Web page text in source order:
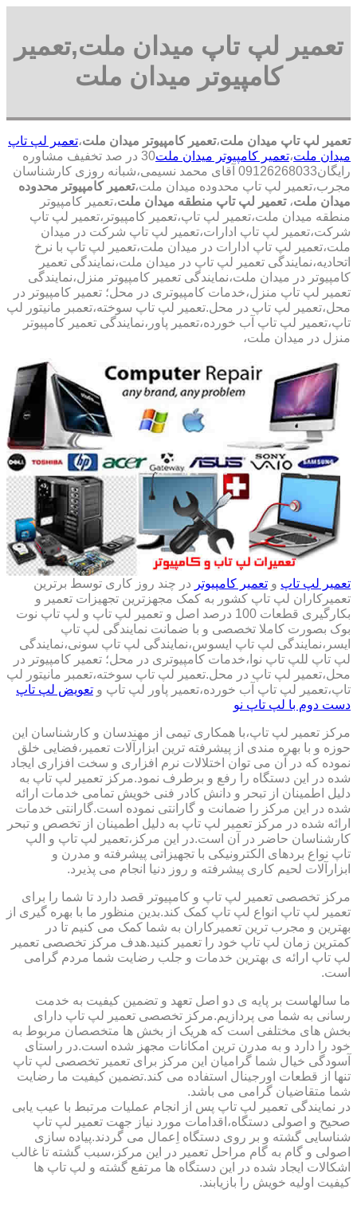
تعمیر لپ تاپ میدان ملت,تعمیر
کامپیوتر میدان ملت
تعمیر لپ تاپ میدان ملت،تعمیر کامپیوتر میدان ملت،تعمیر لپ تاپ
میدان ملت،تعمیر کامپیوتر میدان ملت
30 در صد تخفیف مشاوره
رایگان09126268033 آقای محمد نسیمی،شبانه روزی کارشناسان
مجرب،تعمیر لپ تاپ محدوده میدان ملت،تعمیر کامپیوتر محدوده
میدان ملت، تعمیر لپ تاپ منطقه میدان ملت،تعمیر کامپیوتر
منطقه میدان ملت،تعمیر لپ تاپ،تعمیر کامپیوتر،تعمیر لپ تاپ
شرکت،تعمیر لپ تاپ ادارات،تعمیر لپ تاپ شرکت در میدان
ملت،تعمیر لپ تاپ ادارات در میدان ملت،تعمیر لپ تاپ با نرخ
اتحادیه،نمایندگی تعمیر لپ تاپ در میدان ملت،نمایندگی تعمیر
کامپیوتر در میدان ملت،نمایندگی تعمیر کامپیوتر منزل،نمایندگی
تعمیر لپ تاپ منزل،خدمات کامپیوتری در محل؛ تعمیر کامپیوتر در
محل،تعمیر لپ تاپ در محل.تعمیر لپ تاپ سوخته،تعمبر مانیتور لپ
تاپ،تعمیر لپ تاپ آب خورده،تعمیر پاور،نمایندگی تعمیر کامپیوتر
منزل در میدان ملت،
تعمیر لپ تاپ و تعمیر کامپیوتر در چند روز کاری توسط برترین
تعمیرکاران لپ تاپ کشور به کمک مجهزترین تجهیزات تعمیر و
بکارگیری قطعات 100 درصد اصل و تعمیر لپ تاپ و لپ تاپ نوت
بوک بصورت کاملا تخصصی و با ضمانت نمایندگی لپ تاپ
ایسر،نمایندگی لپ تاپ ایسوس،نمایندگی لپ تاپ سونی،نمایندگی
لپ تاپ للپ تاپ نوا،خدمات کامپیوتری در محل؛ تعمیر کامپیوتر در
محل،تعمیر لپ تاپ در محل.تعمیر لپ تاپ سوخته،تعمبر مانیتور لپ
تاپ،تعمیر لپ تاپ آب خورده،تعمیر پاور لپ تاپ و تعویض لپ تاپ
دست دوم با لپ تاپ نو
مرکز تعمیر لپ تاپ،با همکاری تیمی از مهندسان و کارشناسان این
حوزه و با بهره مندی از پیشرفته ترین ابزارآلات تعمیر،فضایی خلق
نموده که در آن می توان اختلالات نرم افزاری و سخت افزاری ایجاد
شده در این دستگاه را رفع و برطرف نمود.مرکز تعمیر لپ تاپ به
دلیل اطمینان از تبحر و دانش کادر فنی خویش تمامی خدمات ارائه
شده در این مرکز را ضمانت و گارانتی نموده است.گارانتی خدمات
ارائه شده در مرکز تعمیر لپ تاپ به دلیل اطمینان از تخصص و تبحر
کارشناسان حاضر در آن است.در این مرکز،تعمیر لپ تاپ و الپ
تاپ نواع بردهای الکترونیکی با تجهیزاتی پیشرفته و مدرن و
ابزارآلات لحیم کاری پیشرفته و روز دنیا انجام می پذیرد.
مرکز تخصصی تعمیر لپ تاپ و کامپیوتر قصد دارد تا شما را برای
تعمیر لپ تاپ انواع لپ تاپ کمک کند.بدین منظور ما با بهره گیری از
بهترین و مجرب ترین تعمیرکاران به شما کمک می کنیم تا در
کمترین زمان لپ تاپ خود را تعمیر کنید.هدف مرکز تخصصی تعمیر
لپ تاپ ارائه ی بهترین خدمات و جلب رضایت شما مردم گرامی
است.
ما سالهاست بر پایه ی دو اصل تعهد و تضمین کیفیت به خدمت
رسانی به شما می پردازیم.مرکز تخصصی تعمیر لپ تاپ دارای
بخش های مختلفی است که هریک از بخش ها متخصصان مربوط به
خود را دارد و به مدرن ترین امکانات مجهز شده است.در راستای
آسودگی خیال شما گرامیان این مرکز برای تعمیر تخصصی لپ تاپ
تنها از قطعات اورجینال استفاده می کند.تضمین کیفیت ما رضایت
شما متقاضیان گرامی می باشد.
در نمایندگی تعمیر لپ تاپ پس از انجام عملیات مرتبط با عیب یابی
صحیح و اصولی دستگاه،اقدامات مورد نیاز جهت تعمیر لپ تاپ
شناسایی گشته و بر روی دستگاه اِعمال می گردند.پیاده سازی
اصولی و گام به گام مراحل تعمیر در این مرکز،سبب گشته تا غالب
اشکالات ایجاد شده در این دستگاه ها مرتفع گشته و لپ تاپ ها
کیفیت اولیه خویش را بازیابند.